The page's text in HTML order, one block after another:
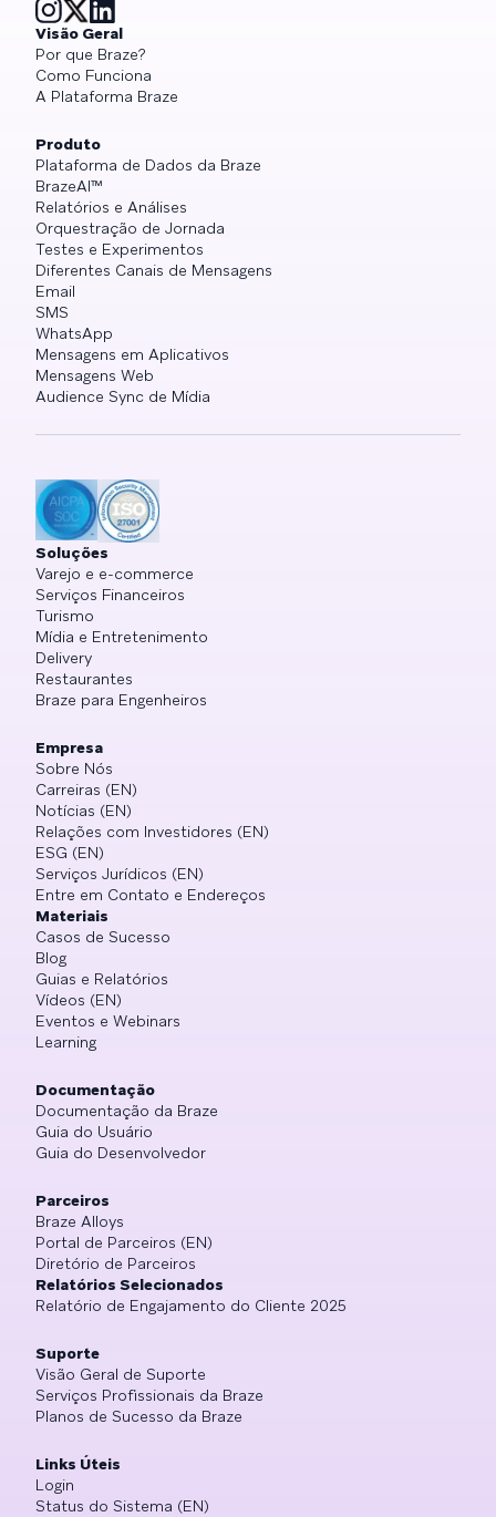
Visão Geral
Por que Braze?
Como Funciona
A Plataforma Braze
Produto
Plataforma de Dados da Braze
BrazeAI™
Relatórios e Análises
Orquestração de Jornada
Testes e Experimentos
Diferentes Canais de Mensagens
Email
SMS
WhatsApp
Mensagens em Aplicativos
Mensagens Web
Audience Sync de Mídia
Soluções
Varejo e e-commerce
Serviços Financeiros
Turismo
Mídia e Entretenimento
Delivery
Restaurantes
Braze para Engenheiros
Empresa
Sobre Nós
Carreiras (EN)
Notícias (EN)
Relações com Investidores (EN)
ESG (EN)
Serviços Jurídicos (EN)
Entre em Contato e Endereços
Materiais
Casos de Sucesso
Blog
Guias e Relatórios
Vídeos (EN)
Eventos e Webinars
Learning
Documentação
Documentação da Braze
Guia do Usuário
Guia do Desenvolvedor
Parceiros
Braze Alloys
Portal de Parceiros (EN)
Diretório de Parceiros
Relatórios Selecionados
Relatório de Engajamento do Cliente 2025
Suporte
Visão Geral de Suporte
Serviços Profissionais da Braze
Planos de Sucesso da Braze
Links Úteis
Login
Status do Sistema (EN)